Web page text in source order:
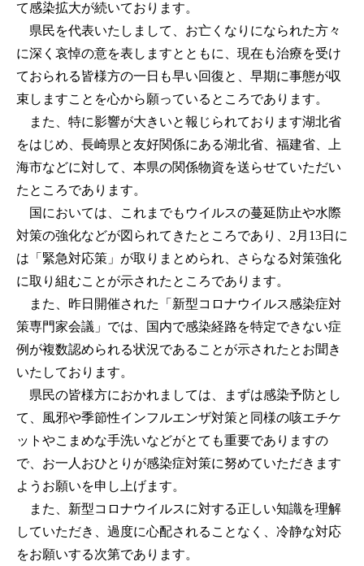
て感染拡大が続いております。
県民を代表いたしまして、お亡くなりになられた方々
に深く哀悼の意を表しますとともに、現在も治療を受け
ておられる皆様方の一日も早い回復と、早期に事態が収
束しますことを心から願っているところであります。
また、特に影響が大きいと報じられております湖北省
をはじめ、長崎県と友好関係にある湖北省、福建省、上
海市などに対して、本県の関係物資を送らせていただい
たところであります。
国においては、これまでもウイルスの蔓延防止や水際
対策の強化などが図られてきたところであり、2月13日に
は「緊急対応策」が取りまとめられ、さらなる対策強化
に取り組むことが示されたところであります。
また、昨日開催された「新型コロナウイルス感染症対
策専門家会議」では、国内で感染経路を特定できない症
例が複数認められる状況であることが示されたとお聞き
いたしております。
県民の皆様方におかれましては、まずは感染予防とし
て、風邪や季節性インフルエンザ対策と同様の咳エチケ
ットやこまめな手洗いなどがとても重要でありますの
で、お一人おひとりが感染症対策に努めていただきます
ようお願いを申し上げます。
また、新型コロナウイルスに対する正しい知識を理解
していただき、過度に心配されることなく、冷静な対応
をお願いする次第であります。